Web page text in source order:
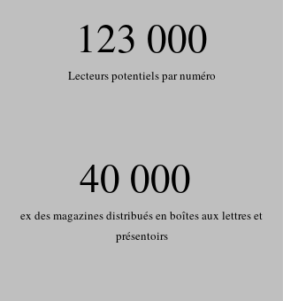
123 000
Lecteurs potentiels par numéro
40 000
ex des magazines distribués en boîtes aux lettres et
présentoirs